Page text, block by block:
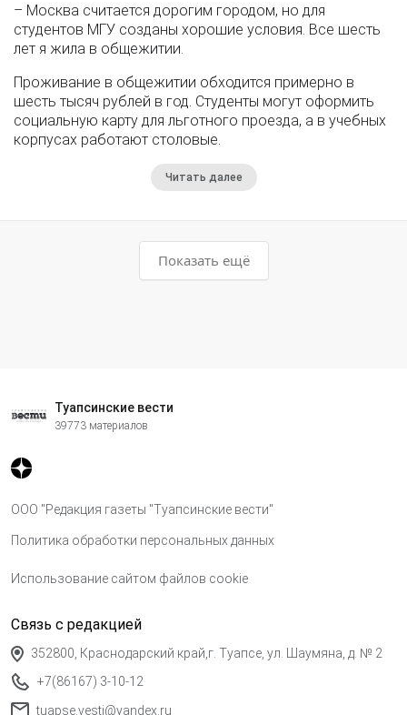
– Москва считается дорогим городом, но для
студентов МГУ созданы хорошие условия. Все шесть
лет я жила в общежитии.
Проживание в общежитии обходится примерно в
шесть тысяч рублей в год. Студенты могут оформить
социальную карту для льготного проезда, а в учебных
корпусах работают столовые.
Читать далее
Показать ещё
Туапсинские вести
39773 материалов
ООО "Редакция газеты "Туапсинские вести"
Политика обработки персональных данных
Использование сайтом файлов cookie
Связь с редакцией
352800, Краснодарский край,г. Туапсе, ул. Шаумяна, д. № 2
+7(86167) 3-10-12
tuapse.vesti@yandex.ru